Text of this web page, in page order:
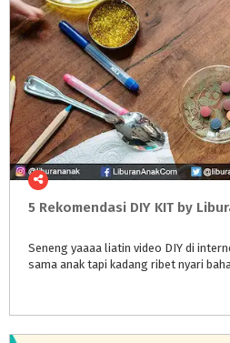
5 Rekomendasi DIY KIT by
Seneng yaaaa liatin video DIY di
sama anak tapi kadang ribet nyari